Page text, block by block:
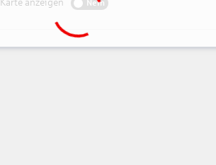
Karte anzeigen Nein